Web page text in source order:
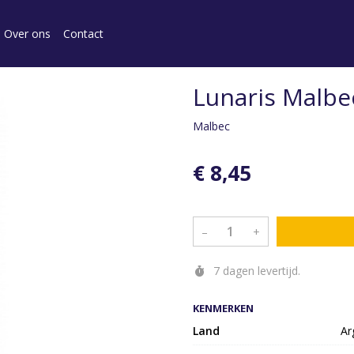
Over ons Contact
Lunaris
Malbec
€ 8,45
– +
7 dagen levertijd.
KENMERKEN
Land